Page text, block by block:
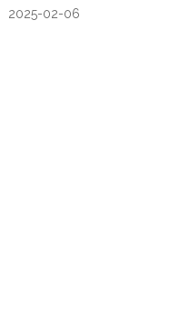
2025-02-06